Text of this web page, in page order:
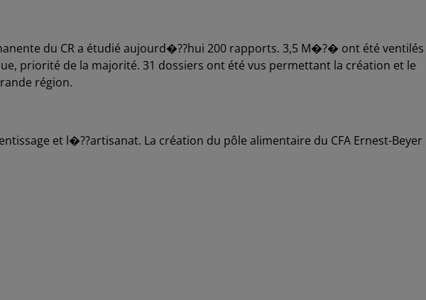
du CR a étudié aujourd�??hui 200 rapports. 3,5 M�?� ont été ventilés
priorité de la majorité. 31 dossiers ont été vus permettant la création et le
région.
et l�??artisanat. La création du pôle alimentaire du CFA Ernest-Beyer